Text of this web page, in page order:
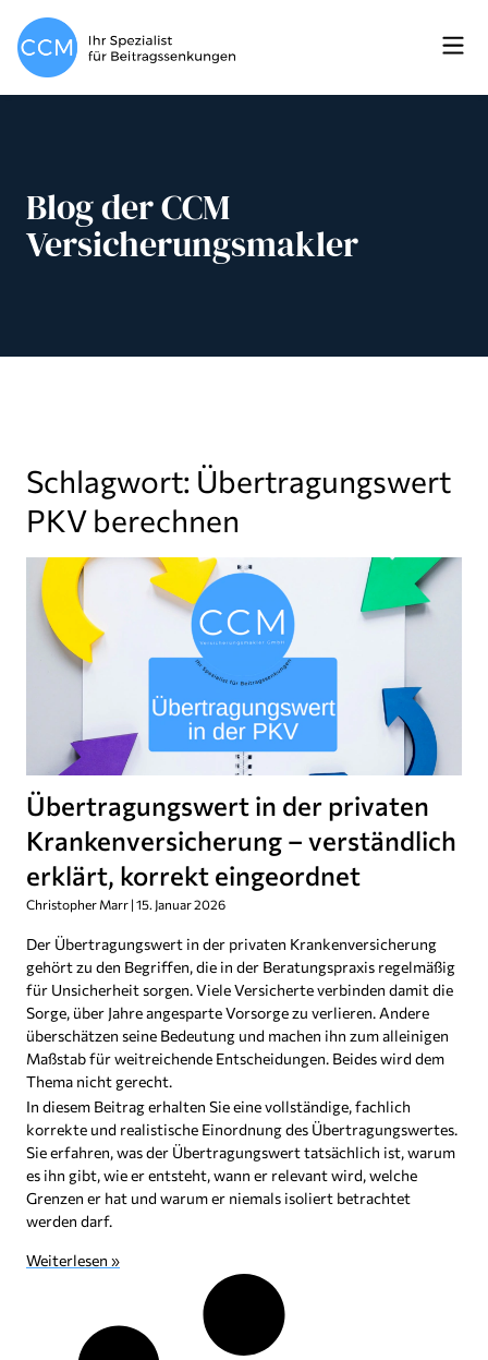
Blog der CCM
Versicherungsmakler
Schlagwort: Übertragungswert
PKV berechnen
Übertragungswert in der privaten
Krankenversicherung – verständlich
erklärt, korrekt eingeordnet
Christopher Marr 15. Januar 2026
Der Übertragungswert in der privaten Krankenversicherung
gehört zu den Begriffen, die in der Beratungspraxis regelmäßig
für Unsicherheit sorgen. Viele Versicherte verbinden damit die
Sorge, über Jahre angesparte Vorsorge zu verlieren. Andere
überschätzen seine Bedeutung und machen ihn zum alleinigen
Maßstab für weitreichende Entscheidungen. Beides wird dem
Thema nicht gerecht.
In diesem Beitrag erhalten Sie eine vollständige, fachlich
korrekte und realistische Einordnung des Übertragungswertes.
Sie erfahren, was der Übertragungswert tatsächlich ist, warum
es ihn gibt, wie er entsteht, wann er relevant wird, welche
Grenzen er hat und warum er niemals isoliert betrachtet
werden darf.
Weiterlesen »